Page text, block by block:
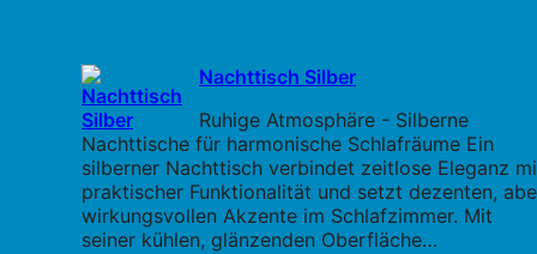
Nachttisch Silber
Ruhige Atmosphäre - Silberne
Nachttische für harmonische Schlafräume Ein
silberner Nachttisch verbindet zeitlose Eleganz
praktischer Funktionalität und setzt dezenten,
wirkungsvollen Akzente im Schlafzimmer. Mit
seiner kühlen, glänzenden Oberfläche…